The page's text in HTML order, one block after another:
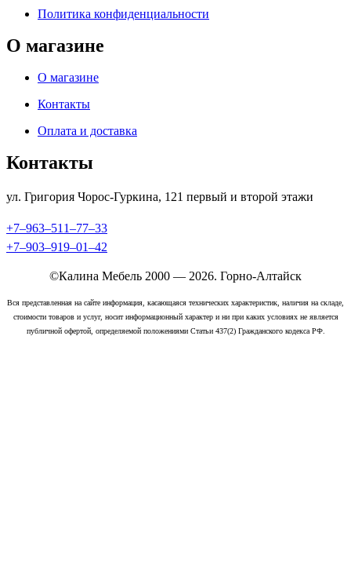
Политика конфиденциальности
О магазине
О магазине
Контакты
Оплата и доставка
Контакты
ул. Григория Чорос-Гуркина, 121 ​первый и второй этажи
+7‒963‒511‒77‒33
+7‒903‒919‒01‒42
©Калина Мебель 2000 — 2026. Горно-Алтайск
Вся представленная на сайте информация, касающаяся технических характеристик, наличия на складе,
стоимости товаров и услуг, носит информационный характер и ни при каких условиях не является
публичной офертой, определяемой положениями Статьи 437(2) Гражданского кодекса РФ.